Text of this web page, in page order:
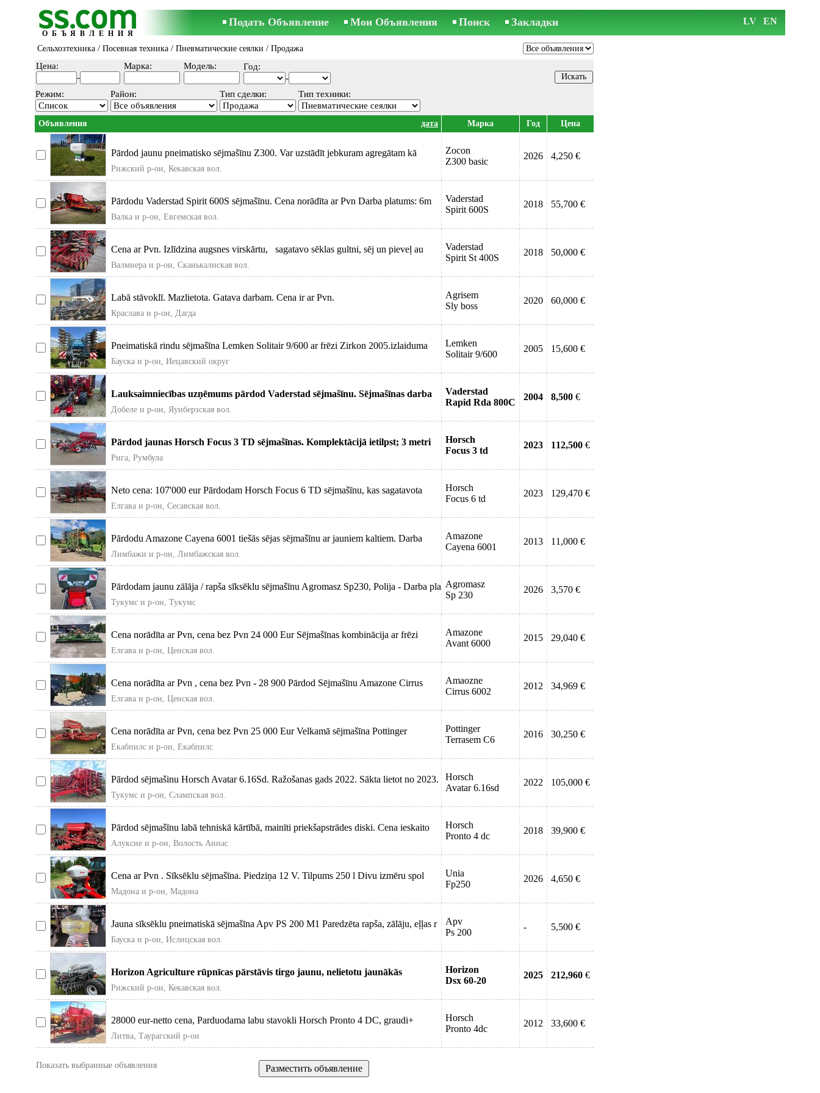
ОБЪЯВЛЕНИЯ
Подать Объявление Мои Объявления Поиск Закладки LV EN
Сельхозтехника / Посевная техника / Пневматические сеялки / Продажа
Цена:
-
Марка: Модель:
Год:
-
Режим:
Район: Тип сделки: Тип техники:
Объявления дата Марка Год Цена
Pārdod jaunu pneimatisko sējmašīnu Z300. Var uzstādīt jebkuram agregātam kā
papildu
Рижский р-он, Кекавская вол.
Zocon
Z300 basic
2026 4,250 €
Pārdodu Vaderstad Spirit 600S sējmašīnu. Cena norādīta ar Pvn Darba platums: 6m
Валка и р-он, Евгемская вол.
Vaderstad
Spirit 600S
2018 55,700 €
Cena ar Pvn. Izlīdzina augsnes virskārtu, sagatavo sēklas gultni, sēj un pieveļ au
Валмиера и р-он, Сканькалнская вол.
Vaderstad
Spirit St 400S
2018 50,000 €
Labā stāvoklī. Mazlietota. Gatava darbam. Cena ir ar Pvn.
Краславa и р-он, Дагда
Agrisem
Sly boss
2020 60,000 €
Pneimatiskā rindu sējmašīna Lemken Solitair 9/600 ar frēzi Zirkon 2005.izlaiduma
Бауска и р-он, Иецавский округ
Lemken
Solitair 9/600
2005 15,600 €
Lauksaimniecības uzņēmums pārdod Vaderstad sējmašīnu. Sējmašīnas darba
platums 8m, t
Добеле и р-он, Яунберзская вол.
Vaderstad
Rapid Rda 800C
2004 8,500 €
Pārdod jaunas Horsch Focus 3 TD sējmašīnas. Komplektācijā ietilpst; 3 metri
dar
Рига, Румбула
Horsch
Focus 3 td
2023 112,500 €
Neto cena: 107'000 eur Pārdodam Horsch Focus 6 TD sējmašīnu, kas sagatavota
ruden
Елгава и р-он, Сесавская вол.
Horsch
Focus 6 td
2023 129,470 €
Pārdodu Amazone Cayena 6001 tiešās sējas sējmašīnu ar jauniem kaltiem. Darba
platu
Лимбажи и р-он, Лимбажская вол.
Amazone
Cayena 6001
2013 11,000 €
Pārdodam jaunu zālāja / rapša sīksēklu sējmašīnu Agromasz Sp230, Polija - Darba pla
Тукумс и р-он, Тукумс
Agromasz
Sp 230
2026 3,570 €
Cena norādīta ar Pvn, cena bez Pvn 24 000 Eur Sējmašīnas kombinācija ar frēzi
Amazo
Елгава и р-он, Ценская вол.
Amazone
Avant 6000
2015 29,040 €
Cena norādīta ar Pvn , cena bez Pvn - 28 900 Pārdod Sējmašīnu Amazone Cirrus
6002
Елгава и р-он, Ценская вол.
Amaozne
Cirrus 6002
2012 34,969 €
Cena norādīta ar Pvn, cena bez Pvn 25 000 Eur Velkamā sējmašīna Pottinger
Terrasem
Екабпилс и р-он, Екабпилс
Pottinger
Terrasem C6
2016 30,250 €
Pārdod sējmašinu Horsch Avatar 6.16Sd. Ražošanas gads 2022. Sākta lietot no 2023.
ga
Тукумс и р-он, Слампская вол.
Horsch
Avatar 6.16sd
2022 105,000 €
Pārdod sējmašīnu labā tehniskā kārtībā, mainīti priekšapstrādes diski. Cena ieskaito
Алуксне и р-он, Волость Аннас
Horsch
Pronto 4 dc
2018 39,900 €
Cena ar Pvn . Sīksēklu sējmašīna. Piedziņa 12 V. Tilpums 250 l Divu izmēru spol
Мадона и р-он, Мадона
Unia
Fp250
2026 4,650 €
Jauna sīksēklu pneimatiskā sējmašīna Apv PS 200 M1 Paredzēta rapša, zālāju, eļļas r
Бауска и р-он, Ислицская вол.
Apv
Ps 200
- 5,500 €
Horizon Agriculture rūpnīcas pārstāvis tirgo jaunu, nelietotu jaunākās
paaudzes Dsx
Рижский р-он, Кекавская вол.
Horizon
Dsx 60-20
2025 212,960 €
28000 eur-netto cena, Parduodama labu stavokli Horsch Pronto 4 DC, graudi+
meslojums
Литва, Таурагский р-он
Horsch
Pronto 4dc
2012 33,600 €
Показать выбранные объявления